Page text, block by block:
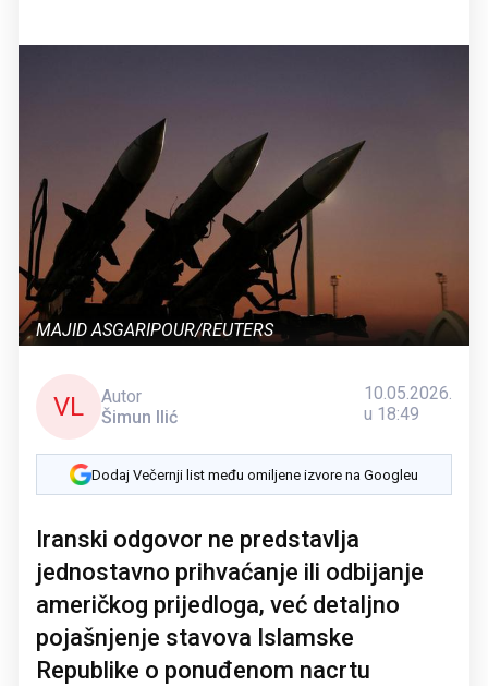
MAJID ASGARIPOUR/REUTERS
VL
Autor
Šimun Ilić
10.05.2026.
u 18:49
Dodaj Večernji list među omiljene izvore na Googleu
Iranski odgovor ne predstavlja
jednostavno prihvaćanje ili odbijanje
američkog prijedloga, već detaljno
pojašnjenje stavova Islamske
Republike o ponuđenom nacrtu